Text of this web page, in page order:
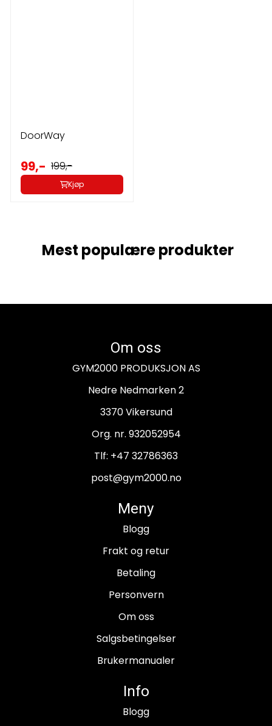
DoorWay
99,- 199,-
Kjøp
Mest populære produkter
Om oss
GYM2000 PRODUKSJON AS
Nedre Nedmarken 2
3370 Vikersund
Org. nr. 932052954
Tlf: +47 32786363
post@gym2000.no
Meny
Blogg
Frakt og retur
Betaling
Personvern
Om oss
Salgsbetingelser
Brukermanualer
Info
Blogg